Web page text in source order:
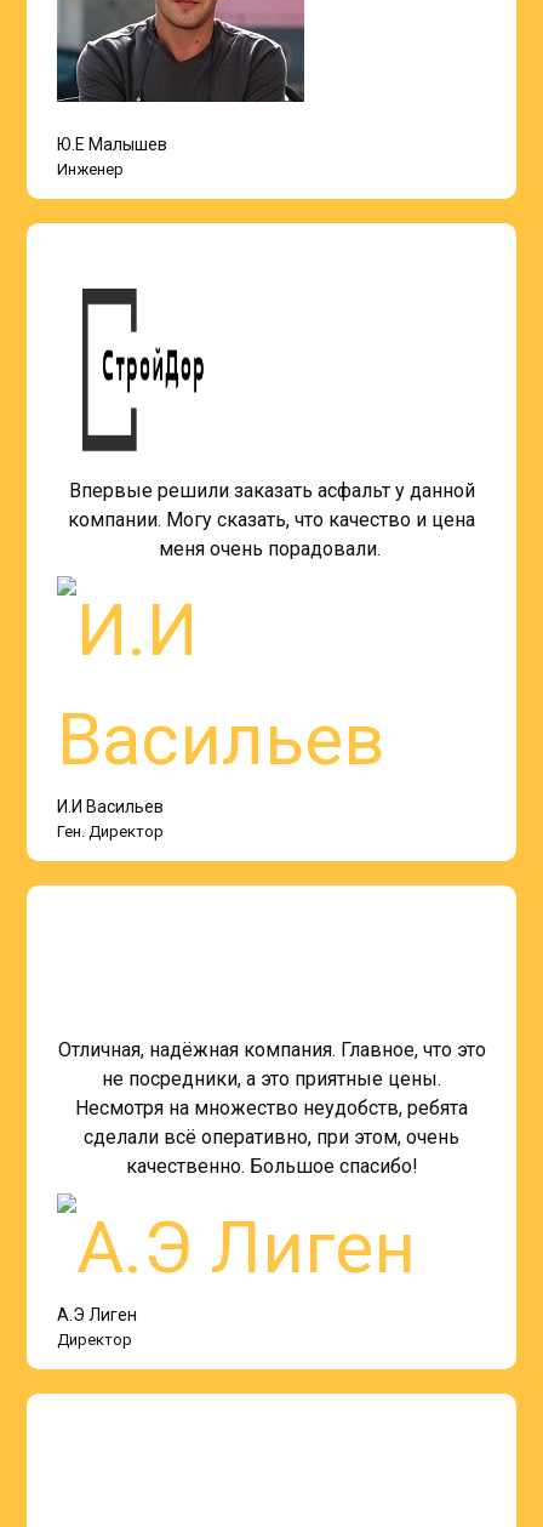
Ю.Е Малышев
Инженер
Впервые решили заказать асфальт у данной
компании. Могу сказать, что качество и цена
меня очень порадовали.
И.И Васильев
Ген. Директор
Отличная, надёжная компания. Главное, что это
не посредники, а это приятные цены.
Несмотря на множество неудобств, ребята
сделали всё оперативно, при этом, очень
качественно. Большое спасибо!
А.Э Лиген
Директор